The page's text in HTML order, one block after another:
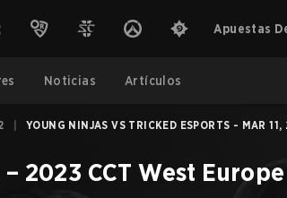
Apuestas
Noticias Artículos
YOUNG NINJAS VS TRICKED ESPORTS - MAR 11,
– 2023 CCT West